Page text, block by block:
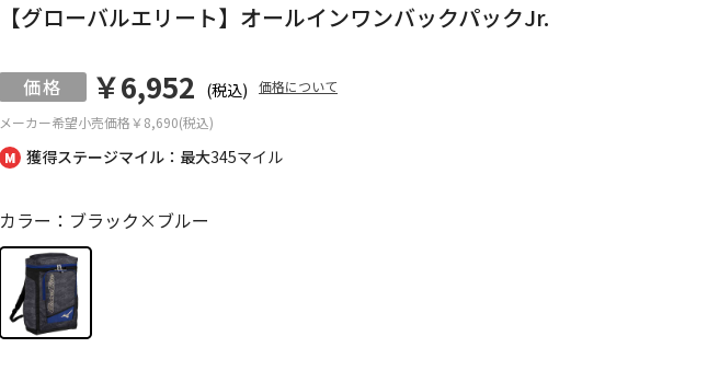
獲得ステージマイル：最大345マイル
【グローバルエリート】オールインワンバックパックJr.
メーカー希望小売価格￥8,690(税込)
￥6,952 (税込) 価格について
カラー：ブラック×ブルー